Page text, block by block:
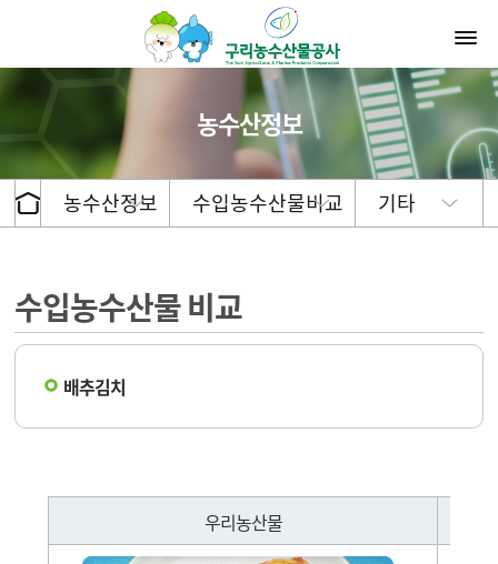
농수산정보
농수산정보 수입농수산물비교 기타
수입농수산물 비교
배추김치
우리농산물